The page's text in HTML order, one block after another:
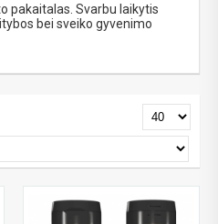
pakaitalas. Svarbu laikytis
bei sveiko gyvenimo